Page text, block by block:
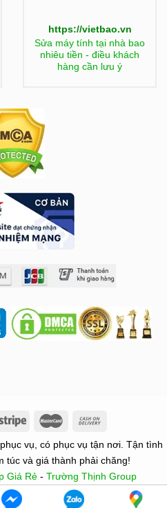
https://vietbao.vn
Sửa máy tính tại nhà bao
nhiêu tiền - điều khách
hàng cần lưu ý
vụ, có phục vụ tận nơi. Tận tình
túc và giá thành phải chăng!
Giá Rẻ - Trường Thịnh Group